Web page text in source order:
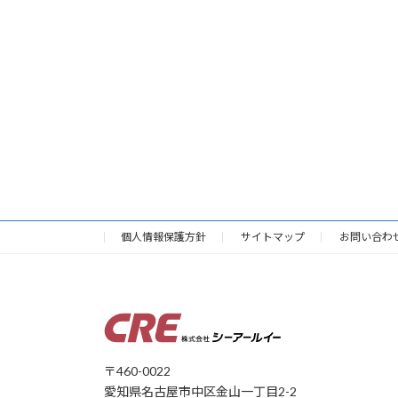
個人情報保護方針 サイトマップ お問い合わ
〒460-0022
愛知県名古屋市中区金山一丁目2-2